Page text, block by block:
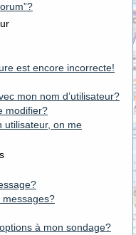
est encore incorrecte!
mon nom d’utilisateur?
modifier?
utilisateur, on me
à mon sondage?